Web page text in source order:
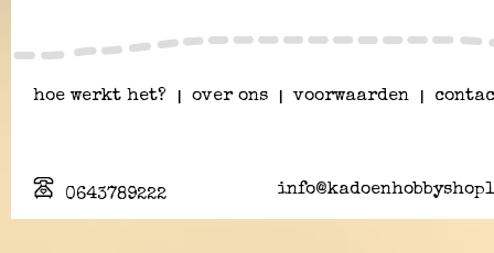
hoe werkt het? over ons voorwaarden
0643789222